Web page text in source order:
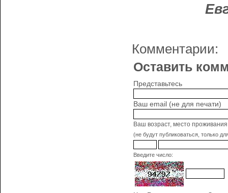
Комментарии:
Оставить
Представьтесь
Ваш email (не для печати)
Ваш возраст, место проживания
(не будут публиковаться, только
Введите число: